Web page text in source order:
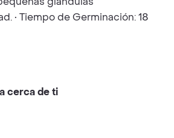
• Tiempo de Germinación: 18
cerca de ti